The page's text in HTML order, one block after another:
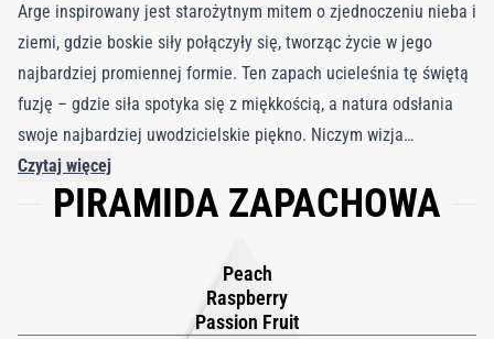
Arge inspirowany jest starożytnym mitem o zjednoczeniu nieba i
ziemi, gdzie boskie siły połączyły się, tworząc życie w jego
najbardziej promiennej formie. Ten zapach ucieleśnia tę świętą
fuzję – gdzie siła spotyka się z miękkością, a natura odsłania
swoje najbardziej uwodzicielskie piękno. Niczym wizja
zaczerpnięta z ogrodu Eden, Argès uchwycił moment, w którym
ziemia oddycha, a niebiosa odpowiadają, tworząc perfumy, które
brzoskwinią romańską, rzadką maliną dolomicką i brazylijską
marakują, przywołując obfitość mitycznego sadu. W sercu
Czytaj więcej
PIRAMIDA ZAPACHOWA
Peach
Raspberry
Passion Fruit